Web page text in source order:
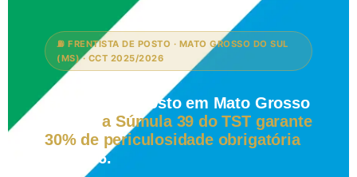
⛽ FRENTISTA DE POSTO · MATO GROSSO DO SUL
(MS) · CCT 2025/2026
Frentista de Posto em Mato Grosso
do Sul:a Súmula 39 do TST garante
30% de periculosidade obrigatória
em 2026.